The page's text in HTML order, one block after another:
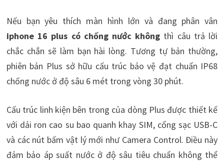
Nếu bạn yêu thích màn hình lớn và đang phân vân
iphone 16 plus có chống nước không thì câu trả lời
chắc chắn sẽ làm bạn hài lòng. Tương tự bản thường,
phiên bản Plus sở hữu cấu trúc bảo vệ đạt chuẩn IP68
chống nước ở độ sâu 6 mét trong vòng 30 phút.
Cấu trúc linh kiện bên trong của dòng Plus được thiết kế
với dải ron cao su bao quanh khay SIM, cổng sạc USB-C
và các nút bấm vật lý mới như Camera Control. Điều này
đảm bảo áp suất nước ở độ sâu tiêu chuẩn không thể